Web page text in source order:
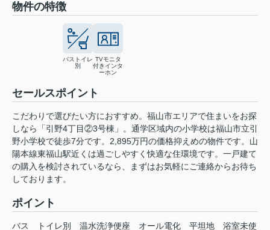
物件の特徴
バストイレ
別
TVモニタ
付きインタ
ーホン
セールスポイント
こだわりで選びたい方におすすめ。福山市エリアで住まいをお探
しなら「引野4丁目②3号棟」。通学区域内の小学校は福山市立引
野小学校で徒歩7分です。2,895万円の価格抑えめの物件です。山
陽本線東福山駅近くは過ごしやすく快適な住環境です。一戸建て
の購入を検討されているなら、まずはお気軽にご連絡からお待ち
しております。
ポイント
バス トイレ別 温水洗浄便座 オール電化 平坦地
浴室未使